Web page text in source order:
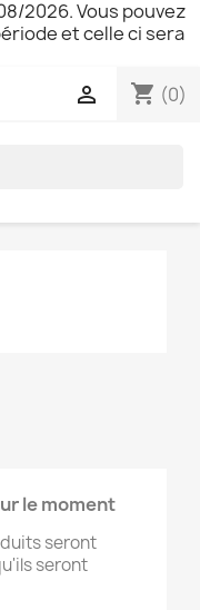
2026. Vous pouvez
et celle ci sera
shopping_cart (0)

le moment
seront
seront